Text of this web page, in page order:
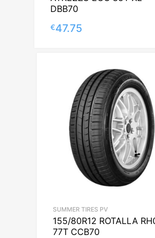
DBB70
€47.75
SUMMER TIRES PV
155/80R12 ROTALLA
77T CCB70